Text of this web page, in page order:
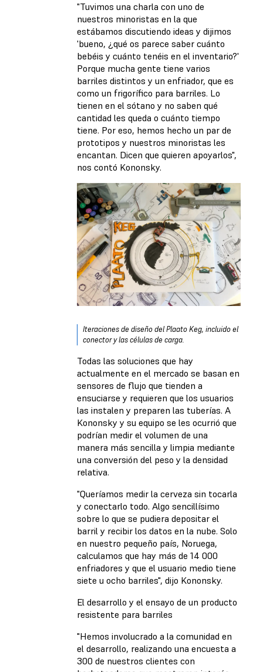
"Tuvimos una charla con uno de
nuestros minoristas en la que
estábamos discutiendo ideas y dijimos
'bueno, ¿qué os parece saber cuánto
bebéis y cuánto tenéis en el inventario?'
Porque mucha gente tiene varios
barriles distintos y un enfriador, que es
como un frigorífico para barriles. Lo
tienen en el sótano y no saben qué
cantidad les queda o cuánto tiempo
tiene. Por eso, hemos hecho un par de
prototipos y nuestros minoristas les
encantan. Dicen que quieren apoyarlos",
nos contó Kononsky.
Iteraciones de diseño del Plaato Keg, incluido el
conector y las células de carga.
Todas las soluciones que hay
actualmente en el mercado se basan en
sensores de flujo que tienden a
ensuciarse y requieren que los usuarios
las instalen y preparen las tuberías. A
Kononsky y su equipo se les ocurrió que
podrían medir el volumen de una
manera más sencilla y limpia mediante
una conversión del peso y la densidad
relativa.
"Queríamos medir la cerveza sin tocarla
y conectarlo todo. Algo sencillísimo
sobre lo que se pudiera depositar el
barril y recibir los datos en la nube. Solo
en nuestro pequeño país, Noruega,
calculamos que hay más de 14 000
enfriadores y que el usuario medio tiene
siete u ocho barriles", dijo Kononsky.
El desarrollo y el ensayo de un producto
resistente para barriles
"Hemos involucrado a la comunidad en
el desarrollo, realizando una encuesta a
300 de nuestros clientes con